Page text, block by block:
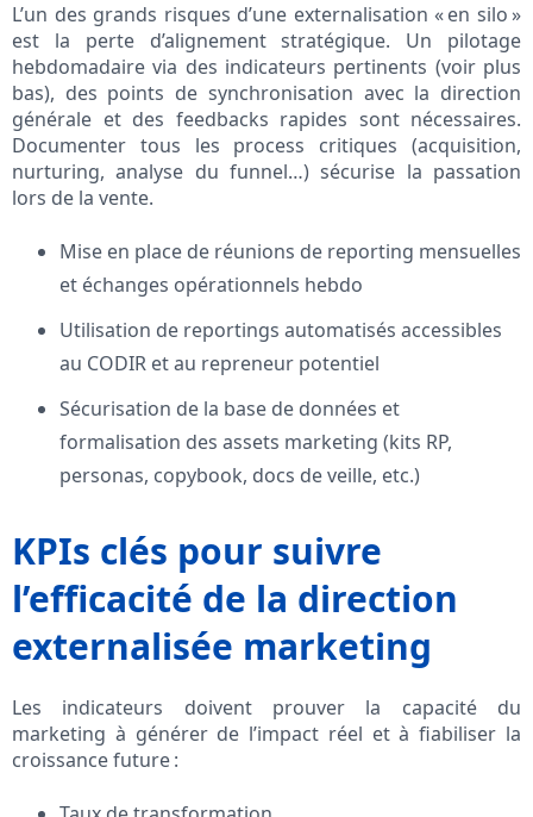
L’un des grands risques d’une externalisation « en silo »
est la perte d’alignement stratégique. Un pilotage
hebdomadaire via des indicateurs pertinents (voir plus
bas), des points de synchronisation avec la direction
générale et des feedbacks rapides sont nécessaires.
Documenter tous les process critiques (acquisition,
nurturing, analyse du funnel…) sécurise la passation
lors de la vente.
Mise en place de réunions de reporting mensuelles
et échanges opérationnels hebdo
Utilisation de reportings automatisés accessibles
au CODIR et au repreneur potentiel
Sécurisation de la base de données et
formalisation des assets marketing (kits RP,
personas, copybook, docs de veille, etc.)
KPIs clés pour suivre
l’efficacité de la direction
externalisée marketing
Les indicateurs doivent prouver la capacité du
marketing à générer de l’impact réel et à fiabiliser la
croissance future :